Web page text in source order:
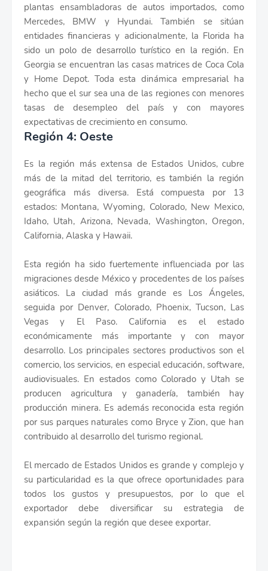
plantas ensambladoras de autos importados, como
Mercedes, BMW y Hyundai. También se sitúan
entidades financieras y adicionalmente, la Florida ha
sido un polo de desarrollo turístico en la región. En
Georgia se encuentran las casas matrices de Coca Cola
y Home Depot. Toda esta dinámica empresarial ha
hecho que el sur sea una de las regiones con menores
tasas de desempleo del país y con mayores
expectativas de crecimiento en consumo.
Región 4: Oeste
Es la región más extensa de Estados Unidos, cubre
más de la mitad del territorio, es también la región
geográfica más diversa. Está compuesta por 13
estados: Montana, Wyoming, Colorado, New Mexico,
Idaho, Utah, Arizona, Nevada, Washington, Oregon,
California, Alaska y Hawaii.
Esta región ha sido fuertemente influenciada por las
migraciones desde México y procedentes de los países
asiáticos. La ciudad más grande es Los Ángeles,
seguida por Denver, Colorado, Phoenix, Tucson, Las
Vegas y El Paso. California es el estado
económicamente más importante y con mayor
desarrollo. Los principales sectores productivos son el
comercio, los servicios, en especial educación, software,
audiovisuales. En estados como Colorado y Utah se
producen agricultura y ganadería, también hay
producción minera. Es además reconocida esta región
por sus parques naturales como Bryce y Zion, que han
contribuido al desarrollo del turismo regional.
El mercado de Estados Unidos es grande y complejo y
su particularidad es la que ofrece oportunidades para
todos los gustos y presupuestos, por lo que el
exportador debe diversificar su estrategia de
expansión según la región que desee exportar.